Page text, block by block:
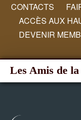
CONTACTS
ACCÈS AUX
DEVENIR
Les Amis de la